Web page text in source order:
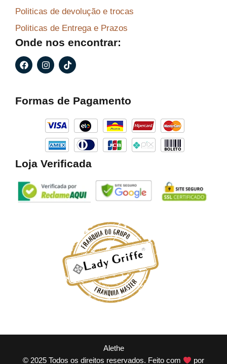
Politicas de devolução e trocas
Politicas de Entrega e Prazos
Onde nos encontrar:
F
a
o
I
n
g
a
m
T
i
k
Formas de Pagamento
Loja Verificada
Alethe
© 2025 Todos os direitos reservados. Feito com
por